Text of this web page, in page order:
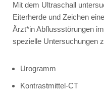
Mit dem Ultraschall
Eiterherde und Zeichen
Ärzt*in Abflussstörungen
spezielle Untersuchungen
Urogramm
Kontrastmittel-CT